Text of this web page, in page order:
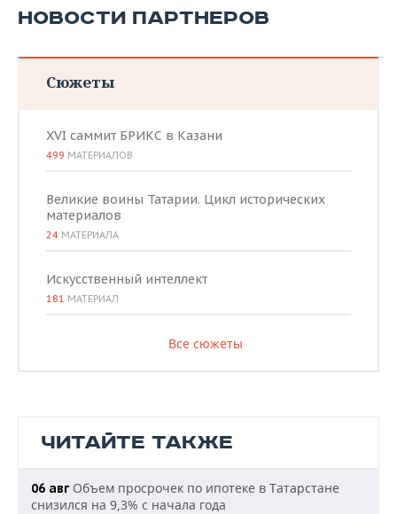
НОВОСТИ ПАРТНЕРОВ
Сюжеты
XVI саммит БРИКС в Казани
499 МАТЕРИАЛОВ
Великие воины Татарии. Цикл исторических
материалов
24 МАТЕРИАЛА
Искусственный интеллект
181 МАТЕРИАЛ
Все сюжеты
ЧИТАЙТЕ ТАКЖЕ
06 авг Объем просрочек по ипотеке в Татарстане
снизился на 9,3% с начала года